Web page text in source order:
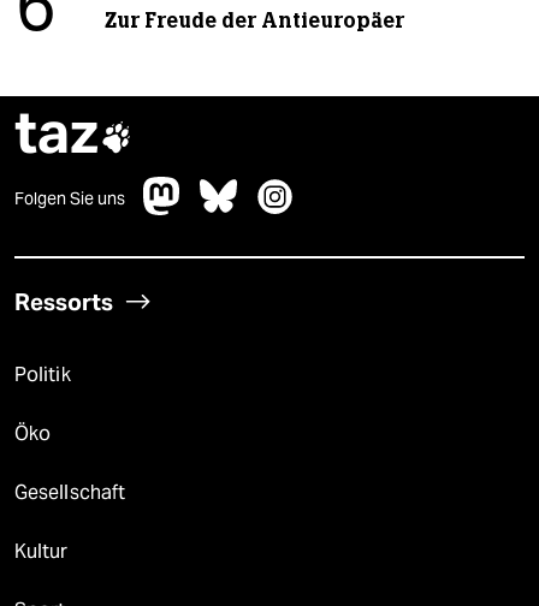
Zur Freude der Antieuropäer
taz
Folgen Sie uns
Ressorts
Politik
Öko
Gesellschaft
Kultur